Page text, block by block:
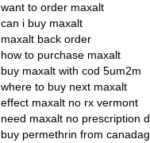
want to order maxalt
can i buy maxalt
maxalt back order
how to purchase maxalt
buy maxalt with cod 5um2m
where to buy next maxalt
effect maxalt no rx vermont
need maxalt no prescription
buy permethrin from